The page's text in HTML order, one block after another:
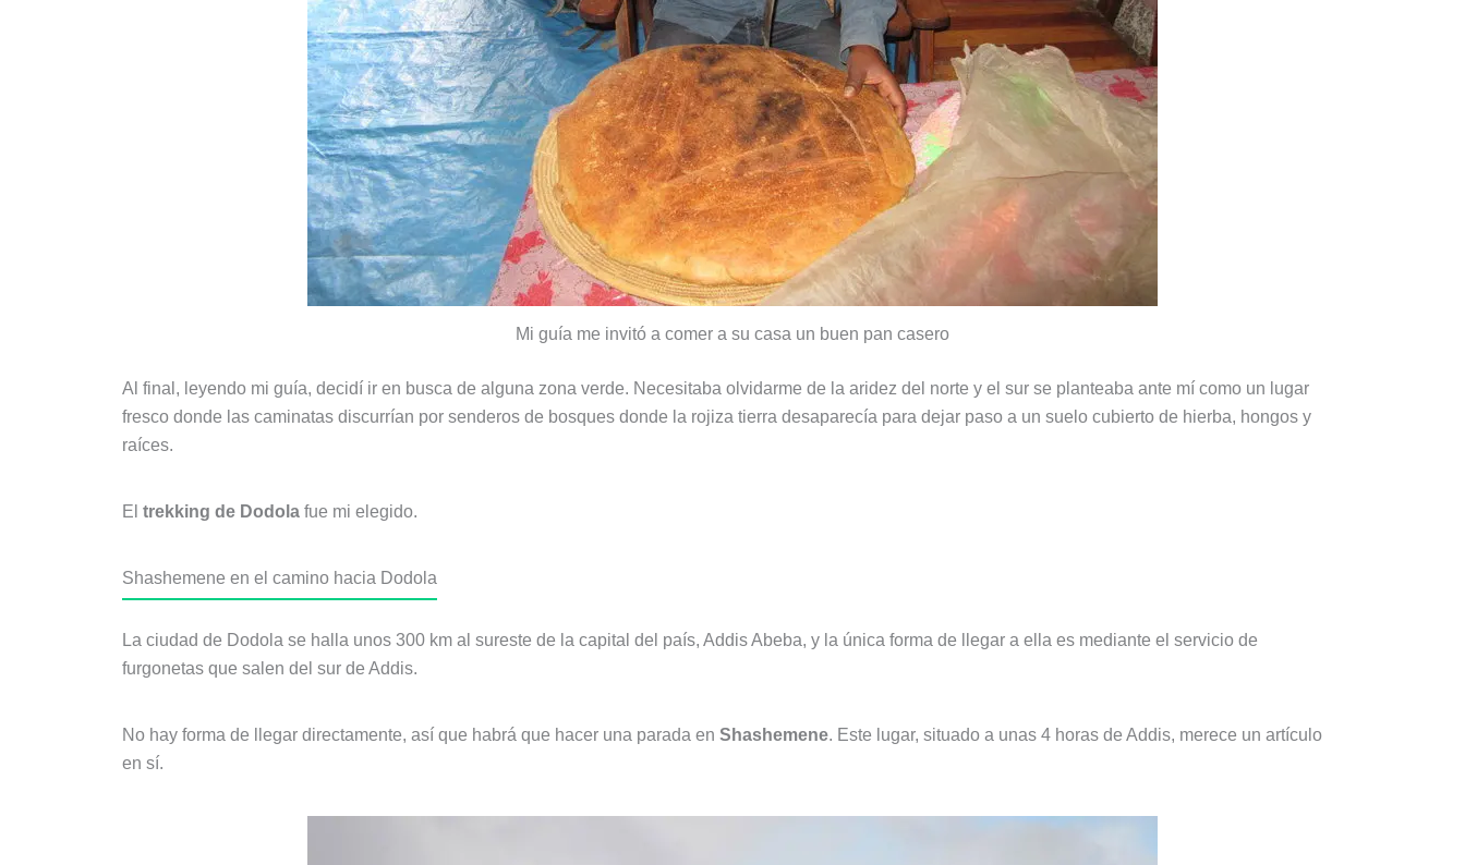
Mi guía me invitó a comer a su casa un buen pan casero
Al final, leyendo mi guía, decidí ir en busca de alguna zona verde. Necesitaba olvidarme de la aridez del norte y el sur se planteaba ante mí como un lugar
fresco donde las caminatas discurrían por senderos de bosques donde la rojiza tierra desaparecía para dejar paso a un suelo cubierto de hierba, hongos y
raíces.
El trekking de Dodola fue mi elegido.
Shashemene en el camino hacia Dodola
La ciudad de Dodola se halla unos 300 km al sureste de la capital del país, Addis Abeba, y la única forma de llegar a ella es mediante el servicio de
furgonetas que salen del sur de Addis.
No hay forma de llegar directamente, así que habrá que hacer una parada en Shashemene. Este lugar, situado a unas 4 horas de Addis, merece un artículo
en sí.